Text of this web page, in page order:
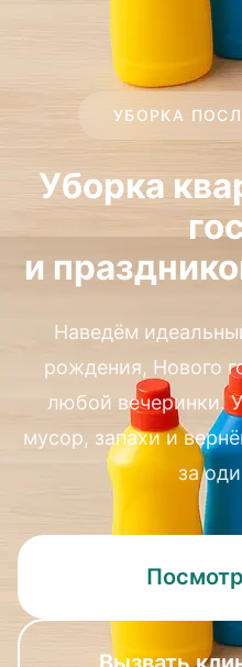
УБОРКА
Уборка
и
Наведём
рождения, Нового
любой вечеринки.
мусор, запахи и
за